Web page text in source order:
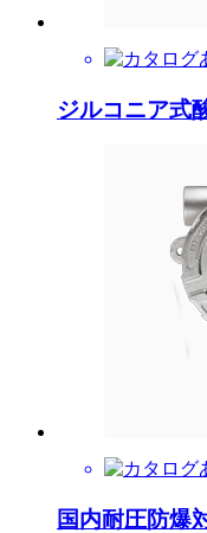
ジルコニア式
国内耐圧防爆